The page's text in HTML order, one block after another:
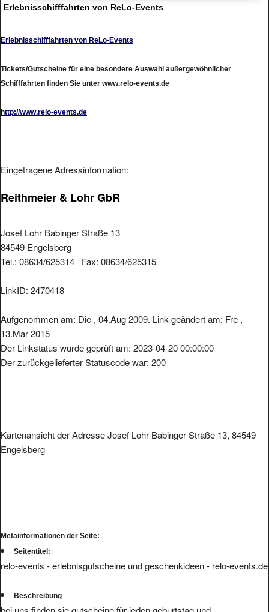
Erlebnisschifffahrten von ReLo-Events
Erlebnisschifffahrten von ReLo-Events
Tickets/Gutscheine für eine besondere Auswahl außergewöhnlicher
Schifffahrten finden Sie unter www.relo-events.de
http://www.relo-events.de
Eingetragene Adressinformation:
Reithmeier & Lohr GbR
Josef Lohr Babinger Straße 13
84549 Engelsberg
Tel.: 08634/625314 Fax: 08634/625315
LinkID: 2470418
Aufgenommen am: Die , 04.Aug 2009. Link geändert am: Fre ,
13.Mar 2015
Der Linkstatus wurde geprüft am: 2023-04-20 00:00:00
Der zurückgelieferter Statuscode war: 200
Kartenansicht der Adresse Josef Lohr Babinger Straße 13, 84549
Engelsberg
Metainformationen der Seite:
Seitentitel:
relo-events - erlebnisgutscheine und geschenkideen - relo-events.de
Beschreibung